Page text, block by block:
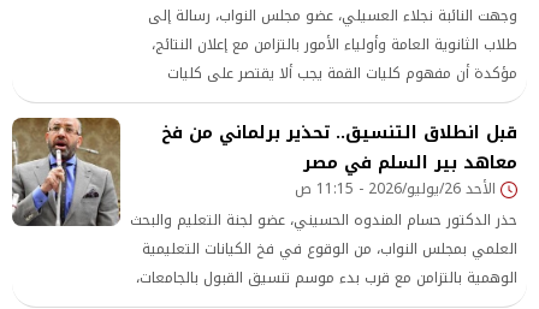
وجهت النائبة نجلاء العسيلي، عضو مجلس النواب، رسالة إلى
طلاب الثانوية العامة وأولياء الأمور بالتزامن مع إعلان النتائج،
مؤكدة أن مفهوم كليات القمة يجب ألا يقتصر على كليات
بعينها، وأن التميز الحقيقي يرتبط بقدرات الطالب وشغفه
بالمجال الذي يختاره.
قبل انطلاق التنسيق.. تحذير برلماني من فخ
معاهد بير السلم في مصر
الأحد 26/يوليو/2026 - 11:15 ص
حذر الدكتور حسام المندوه الحسيني، عضو لجنة التعليم والبحث
العلمي بمجلس النواب، من الوقوع في فخ الكيانات التعليمية
الوهمية بالتزامن مع قرب بدء موسم تنسيق القبول بالجامعات،